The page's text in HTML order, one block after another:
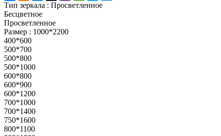
Тип зеркала : Просветленное
Бесцветное
Просветленное
Размер : 1000*2200
400*600
500*700
500*800
500*1000
600*800
600*900
600*1200
700*1000
700*1400
750*1600
800*1100